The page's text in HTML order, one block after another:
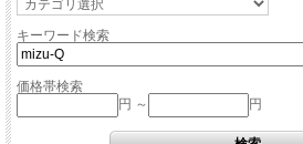
キーワード検索
価格帯検索
円 ～
円